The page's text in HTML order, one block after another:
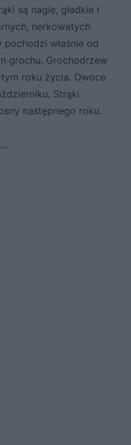
są nagie, gładkie i
nerkowatych
właśnie od
grochu. Grochodrzew
roku życia. Owoce
Strąki
następnego roku.